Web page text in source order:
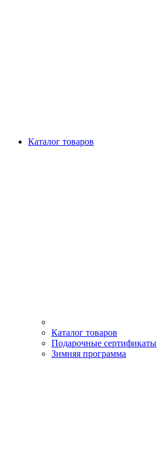
Каталог товаров
Каталог товаров
Подарочные сертификаты
Зимняя программа